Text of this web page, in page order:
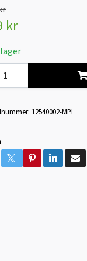
kr
12540002-MPL